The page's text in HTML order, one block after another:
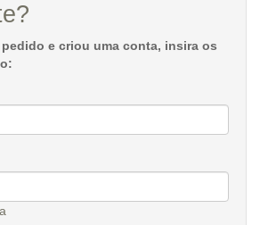
e criou uma conta, insira os